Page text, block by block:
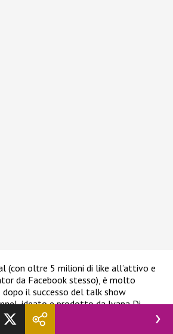
(con oltre 5 milioni di like all’attivo e
da Facebook stesso), è molto
il successo del talk show
ideato e prodotto da Ivana Di
ex concorrenti e vincitori del
la sua partecipazione a